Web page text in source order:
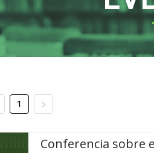
1
Conferencia sobre